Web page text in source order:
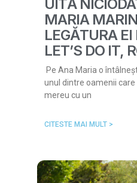
UITĂ
MARIA
LEGĂTURA EI
LET’S DO IT,
Pe Ana Maria o
unul dintre oamenii
mereu cu un
CITESTE MAI MULT >